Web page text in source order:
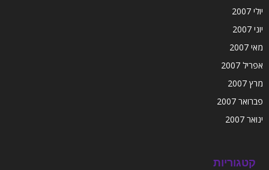
יולי 2007
יוני 2007
מאי 2007
אפריל 2007
מרץ 2007
פברואר 2007
ינואר 2007
קטגוריות